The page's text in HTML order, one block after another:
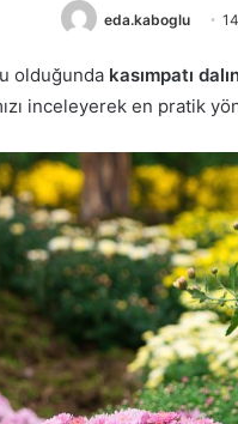
eda.kaboglu
olduğunda kasımpatı
inceleyerek en pratik